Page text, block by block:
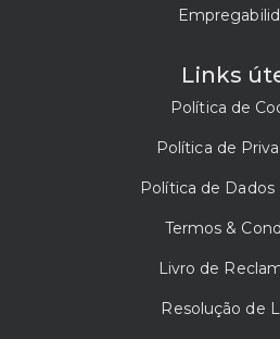
Links
Política de
Política de
Política de Dados
Termos &
Livro de
Resolução de